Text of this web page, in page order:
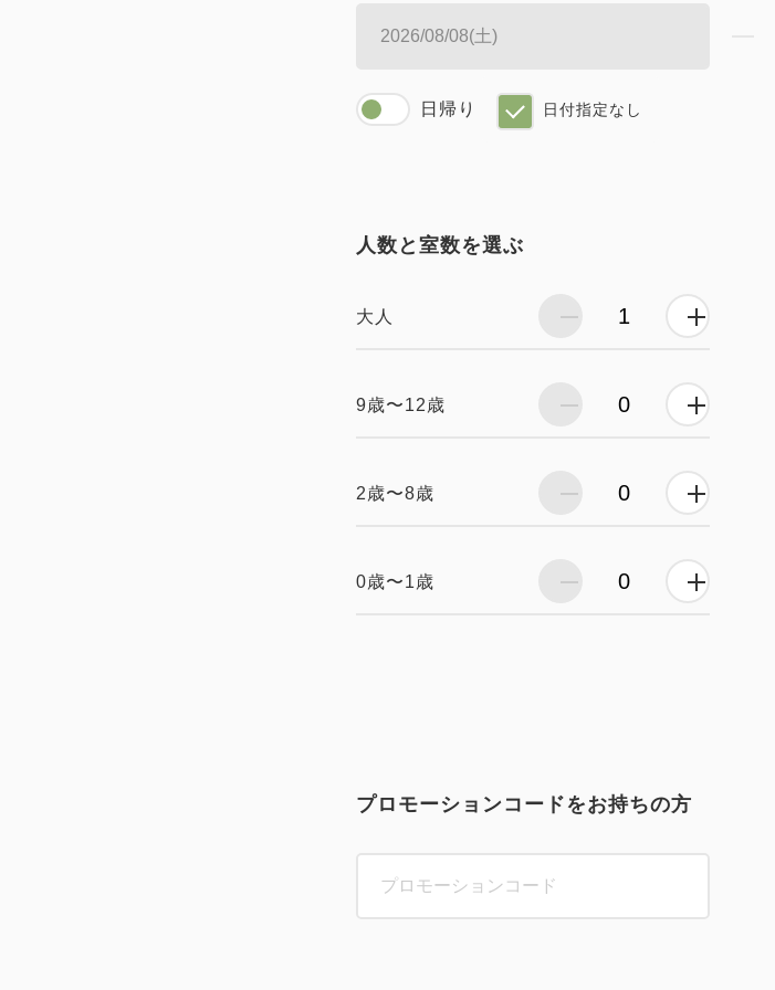
日帰り 日付指定なし
人数と室数を選ぶ
大人
9歳〜12歳
2歳〜8歳
0歳〜1歳
プロモーションコードをお持ちの方